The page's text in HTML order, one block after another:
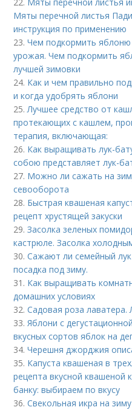
Мяты перечной листья
инструкция по применению
23.Чем подкормить яблоню
урожая. Чем подкормить
лучшей зимовки
24. Как и чем правильно
и когда удобрять яблони
25.Лучшее средство от
протекающих с кашлем,
терапия, включающая:
26. Как выращивать лук-
собою представляет лук-
27. Можно ли сажать на
севооборота
28. Быстрая квашеная
рецепт хрустящей закуски
29.Засолка зеленых
кастрюле. Засолка
30.Сажают ли семейный
посадка под зиму.
31. Как выращивать
домашних условиях
32.Садовая роза лаватера.
33.Яблони с
вкусных сортов яблок на
34.Черешня джорджия
35. Капуста квашеная в
рецепта вкусной квашеной
банку: выбираем по вкусу
36.Свекольная икра на